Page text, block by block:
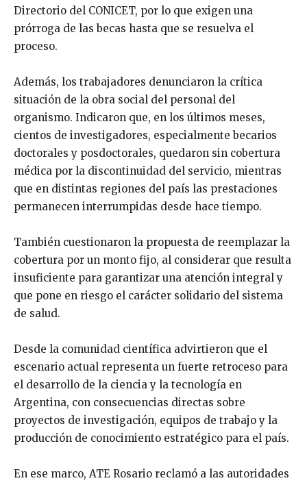
Directorio del CONICET, por lo que exigen una
prórroga de las becas hasta que se resuelva el
proceso.
Además, los trabajadores denunciaron la crítica
situación de la obra social del personal del
organismo. Indicaron que, en los últimos meses,
cientos de investigadores, especialmente becarios
doctorales y posdoctorales, quedaron sin cobertura
médica por la discontinuidad del servicio, mientras
que en distintas regiones del país las prestaciones
permanecen interrumpidas desde hace tiempo.
También cuestionaron la propuesta de reemplazar la
cobertura por un monto fijo, al considerar que resulta
insuficiente para garantizar una atención integral y
que pone en riesgo el carácter solidario del sistema
de salud.
Desde la comunidad científica advirtieron que el
escenario actual representa un fuerte retroceso para
el desarrollo de la ciencia y la tecnología en
Argentina, con consecuencias directas sobre
proyectos de investigación, equipos de trabajo y la
producción de conocimiento estratégico para el país.
En ese marco, ATE Rosario reclamó a las autoridades